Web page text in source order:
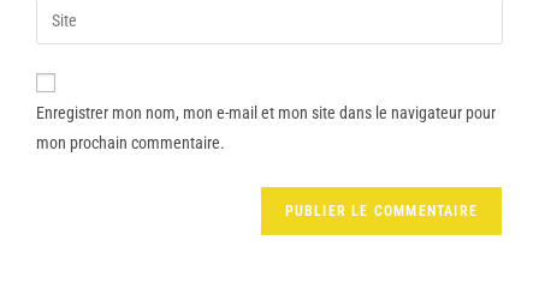
Enregistrer mon nom, mon e-mail et mon site dans le navigateur pour
mon prochain commentaire.